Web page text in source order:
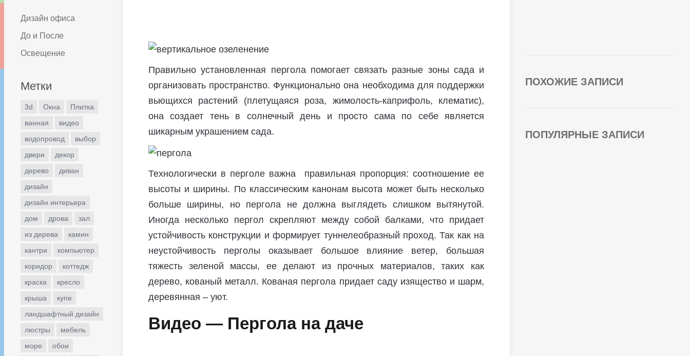
Дизайн офиса
До и После
Освещение
Метки
3d Окна
Плитка
ванная
видео
водопровод
выбор
двери
декор
дерево
диван
дизайн
дизайн интерьера
дом
дрова
зал
из дерева
камин
кантри
компьютер
коридор
коттедж
краска
кресло
крыша
купе
ландшафтный дизайн
люстры
мебель
море
обои
Правильно установленная пергола помогает связать разные зоны сада и
организовать пространство. Функционально она необходима для поддержки
вьющихся растений (плетущаяся роза, жимолость-каприфоль, клематис),
она создает тень в солнечный день и просто сама по себе является
шикарным украшением сада.
Технологически в перголе важна правильная пропорция: соотношение ее
высоты и ширины. По классическим канонам высота может быть несколько
больше ширины, но пергола не должна выглядеть слишком вытянутой.
Иногда несколько пергол скрепляют между собой балками, что придает
устойчивость конструкции и формирует туннелеобразный проход. Так как на
неустойчивость перголы оказывает большое влияние ветер, большая
тяжесть зеленой массы, ее делают из прочных материалов, таких как
дерево, кованый металл. Кованая пергола придает саду изящество и шарм,
деревянная – уют.
Видео — Пергола на даче
ПОХОЖИЕ ЗАПИСИ
ПОПУЛЯРНЫЕ ЗАПИСИ